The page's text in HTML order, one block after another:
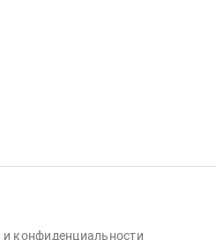
и конфиденциальности